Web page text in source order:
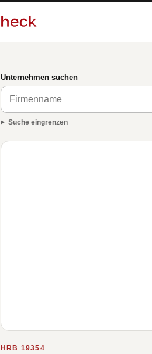
Unternehmen suchen
Suche eingrenzen
HRB 19354